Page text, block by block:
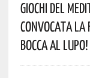
Giochi Del
Convocata
Bocca Al Lupo!